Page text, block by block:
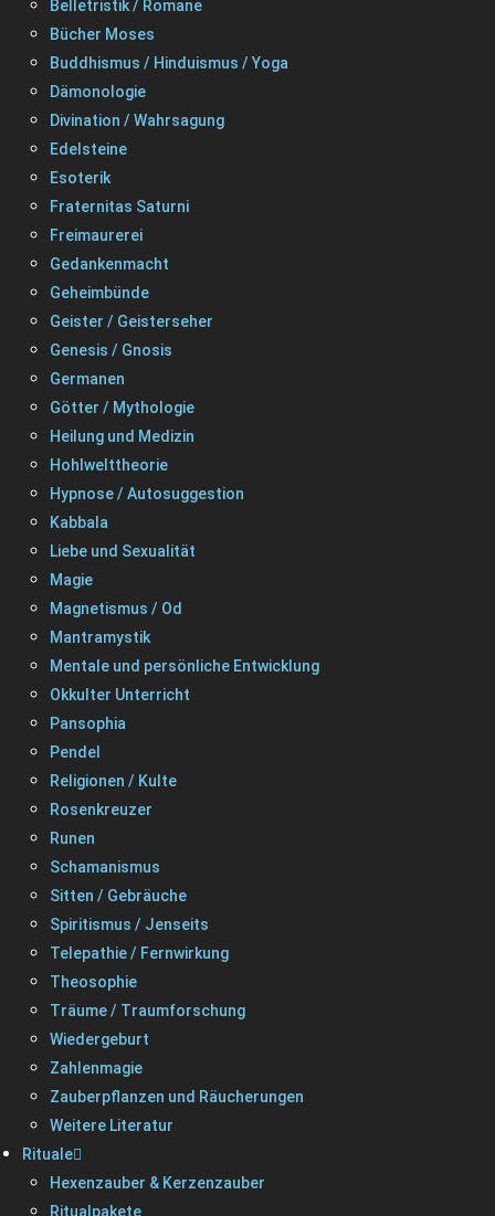
Belletristik / Romane
Bücher Moses
Buddhismus / Hinduismus / Yoga
Dämonologie
Divination / Wahrsagung
Edelsteine
Esoterik
Fraternitas Saturni
Freimaurerei
Gedankenmacht
Geheimbünde
Geister / Geisterseher
Genesis / Gnosis
Germanen
Götter / Mythologie
Heilung und Medizin
Hohlwelttheorie
Hypnose / Autosuggestion
Kabbala
Liebe und Sexualität
Magie
Magnetismus / Od
Mantramystik
Mentale und persönliche Entwicklung
Okkulter Unterricht
Pansophia
Pendel
Religionen / Kulte
Rosenkreuzer
Runen
Schamanismus
Sitten / Gebräuche
Spiritismus / Jenseits
Telepathie / Fernwirkung
Theosophie
Träume / Traumforschung
Wiedergeburt
Zahlenmagie
Zauberpflanzen und Räucherungen
Weitere Literatur
Rituale
Hexenzauber & Kerzenzauber
Ritualpakete